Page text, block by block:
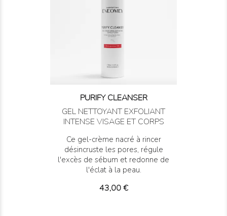
PURIFY CLEANSER
GEL NETTOYANT EXFOLIANT
INTENSE VISAGE ET CORPS
Ce gel-crème nacré à rincer
désincruste les pores, régule
l'excès de sébum et redonne de
l'éclat à la peau.
Prix
43,00 €